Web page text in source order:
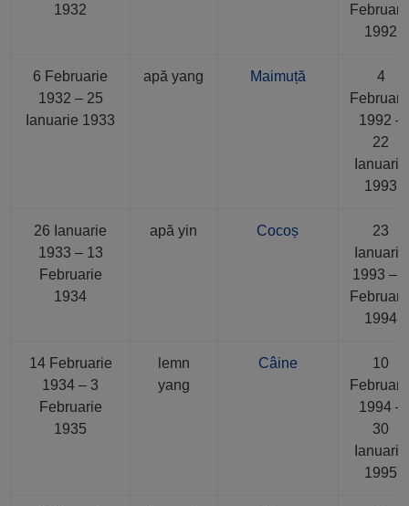
1932
1992
6 Februarie
1932 – 25
Ianuarie 1933
apă yang Maimuță
4
1992 –
22
Ianuarie
1993
26 Ianuarie
1933 – 13
Februarie
1934
apă yin Cocoș
23
Ianuarie
1993 – 9
1994
14 Februarie
1934 – 3
Februarie
1935
lemn
yang
Câine
10
1994 –
30
Ianuarie
1995